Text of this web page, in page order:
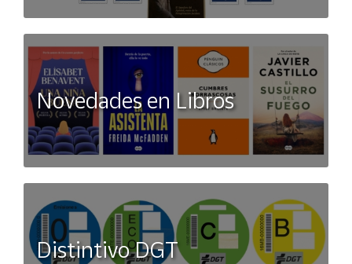
Novedades en Libros
Distintivo DGT